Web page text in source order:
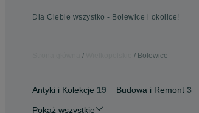
Dla Ciebie wszystko - Bolewice i okolice!
Bolewice
Antyki i Kolekcje 19 Budowa i Remont 3
Pokaż wszystkie